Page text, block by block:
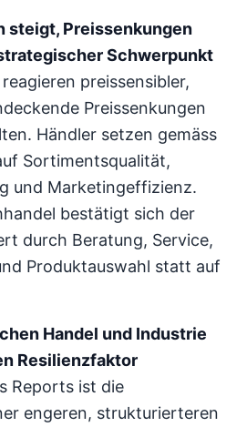
steigt, Preissenkungen
Schwerpunkt
preissensibler,
Preissenkungen
Händler setzen gemäss
Sortimentsqualität,
und Marketingeffizienz.
bestätigt sich der
durch Beratung, Service,
Produktauswahl statt auf
Handel und Industrie
Resilienzfaktor
Reports ist die
engeren, strukturierteren